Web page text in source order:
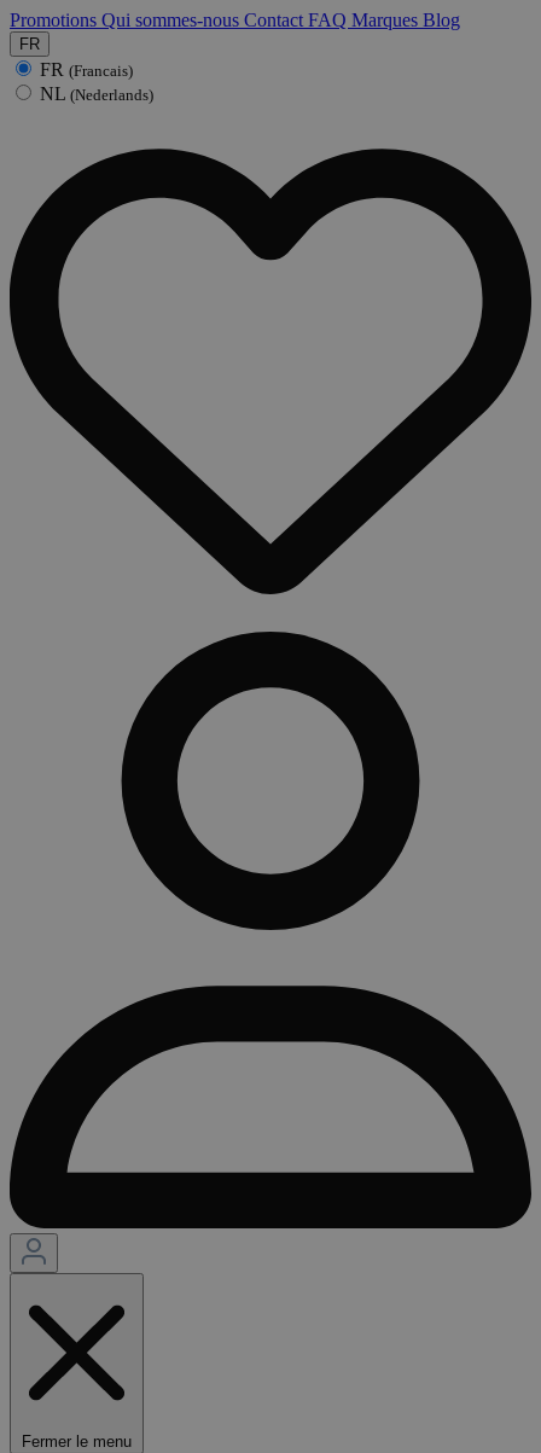
Promotions Qui sommes-nous Contact FAQ Marques Blog
FR
FR (Francais)
NL (Nederlands)
Fermer le menu